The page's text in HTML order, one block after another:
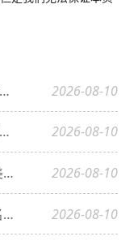
MD安德森癌症研究中心：中国患者需要知道的五大核心优势解析 2026-08-10
MD安德森癌症诊断技术：中国癌症患者如何改写生存结局？ 2026-08-10
美国克利夫兰医院——中国患者赴美就医首选 2026-08-10
梅奥医院怎么样？揭秘这家国际知名医疗机构的独特之处 2026-08-10